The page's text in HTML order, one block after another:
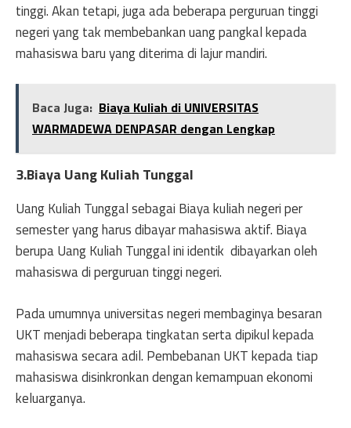
tinggi. Akan tetapi, juga ada beberapa perguruan tinggi
negeri yang tak membebankan uang pangkal kepada
mahasiswa baru yang diterima di lajur mandiri.
Baca Juga: Biaya Kuliah di UNIVERSITAS
WARMADEWA DENPASAR dengan Lengkap
3.Biaya Uang Kuliah Tunggal
Uang Kuliah Tunggal sebagai Biaya kuliah negeri per
semester yang harus dibayar mahasiswa aktif. Biaya
berupa Uang Kuliah Tunggal ini identik dibayarkan oleh
mahasiswa di perguruan tinggi negeri.
Pada umumnya universitas negeri membaginya besaran
UKT menjadi beberapa tingkatan serta dipikul kepada
mahasiswa secara adil. Pembebanan UKT kepada tiap
mahasiswa disinkronkan dengan kemampuan ekonomi
keluarganya.